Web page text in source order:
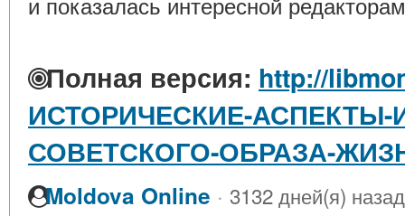
Полная версия: http://
ИСТОРИЧЕСКИЕ-АСПЕКТЫ-
СОВЕТСКОГО-ОБРАЗА-
Moldova Online · 3132 дней(я) назад